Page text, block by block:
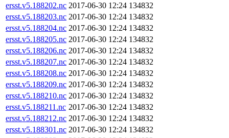
ersst.v5.188202.nc 2017-06-30 12:24 134832
ersst.v5.188203.nc 2017-06-30 12:24 134832
ersst.v5.188204.nc 2017-06-30 12:24 134832
ersst.v5.188205.nc 2017-06-30 12:24 134832
ersst.v5.188206.nc 2017-06-30 12:24 134832
ersst.v5.188207.nc 2017-06-30 12:24 134832
ersst.v5.188208.nc 2017-06-30 12:24 134832
ersst.v5.188209.nc 2017-06-30 12:24 134832
ersst.v5.188210.nc 2017-06-30 12:24 134832
ersst.v5.188211.nc 2017-06-30 12:24 134832
ersst.v5.188212.nc 2017-06-30 12:24 134832
ersst.v5.188301.nc 2017-06-30 12:24 134832